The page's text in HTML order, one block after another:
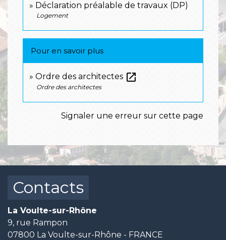
Déclaration préalable de travaux (DP)
Logement
Pour en savoir plus
Ordre des architectes open_in_new
Ordre des architectes
Signaler une erreur sur cette page
Contacts
La Voulte-sur-Rhône
9, rue Rampon
07800 La Voulte-sur-Rhône - FRANCE